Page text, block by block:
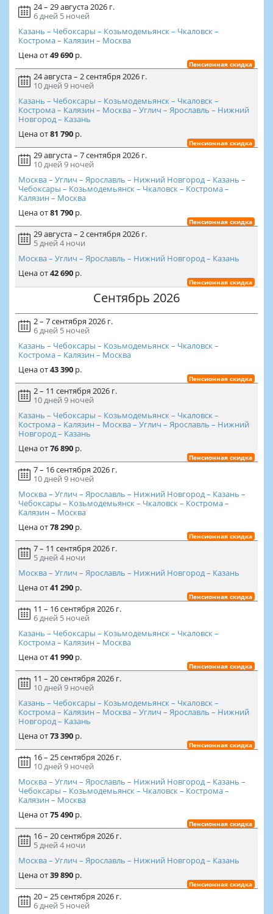
24 – 29 августа 2026 г.
6 дней 5 ночей
Казань – Чебоксары – Козьмодемьянск – Чкаловск –
Кострома – Калязин – Москва
Ценаот49 690р.
Пенсионная скидка
24 августа – 2 сентября 2026 г.
10 дней 9 ночей
Казань – Чебоксары – Козьмодемьянск – Чкаловск –
Кострома – Калязин – Москва – Углич – Ярославль – Нижний
Новгород – Казань
Ценаот81 790р.
Пенсионная скидка
29 августа – 7 сентября 2026 г.
10 дней 9 ночей
Москва – Углич – Ярославль – Нижний Новгород – Казань –
Чебоксары – Козьмодемьянск – Чкаловск – Кострома –
Калязин – Москва
Ценаот81 790р.
Пенсионная скидка
29 августа – 2 сентября 2026 г.
5 дней 4 ночи
Москва – Углич – Ярославль – Нижний Новгород – Казань
Ценаот42 690р.
Пенсионная скидка
Сентябрь 2026
2 – 7 сентября 2026 г.
6 дней 5 ночей
Казань – Чебоксары – Козьмодемьянск – Чкаловск –
Кострома – Калязин – Москва
Ценаот43 390р.
Пенсионная скидка
2 – 11 сентября 2026 г.
10 дней 9 ночей
Казань – Чебоксары – Козьмодемьянск – Чкаловск –
Кострома – Калязин – Москва – Углич – Ярославль – Нижний
Новгород – Казань
Ценаот76 890р.
Пенсионная скидка
7 – 16 сентября 2026 г.
10 дней 9 ночей
Москва – Углич – Ярославль – Нижний Новгород – Казань –
Чебоксары – Козьмодемьянск – Чкаловск – Кострома –
Калязин – Москва
Ценаот78 290р.
Пенсионная скидка
7 – 11 сентября 2026 г.
5 дней 4 ночи
Москва – Углич – Ярославль – Нижний Новгород – Казань
Ценаот41 290р.
Пенсионная скидка
11 – 16 сентября 2026 г.
6 дней 5 ночей
Казань – Чебоксары – Козьмодемьянск – Чкаловск –
Кострома – Калязин – Москва
Ценаот41 990р.
Пенсионная скидка
11 – 20 сентября 2026 г.
10 дней 9 ночей
Казань – Чебоксары – Козьмодемьянск – Чкаловск –
Кострома – Калязин – Москва – Углич – Ярославль – Нижний
Новгород – Казань
Ценаот73 390р.
Пенсионная скидка
16 – 25 сентября 2026 г.
10 дней 9 ночей
Москва – Углич – Ярославль – Нижний Новгород – Казань –
Чебоксары – Козьмодемьянск – Чкаловск – Кострома –
Калязин – Москва
Ценаот75 490р.
Пенсионная скидка
16 – 20 сентября 2026 г.
5 дней 4 ночи
Москва – Углич – Ярославль – Нижний Новгород – Казань
Ценаот39 890р.
Пенсионная скидка
20 – 25 сентября 2026 г.
6 дней 5 ночей